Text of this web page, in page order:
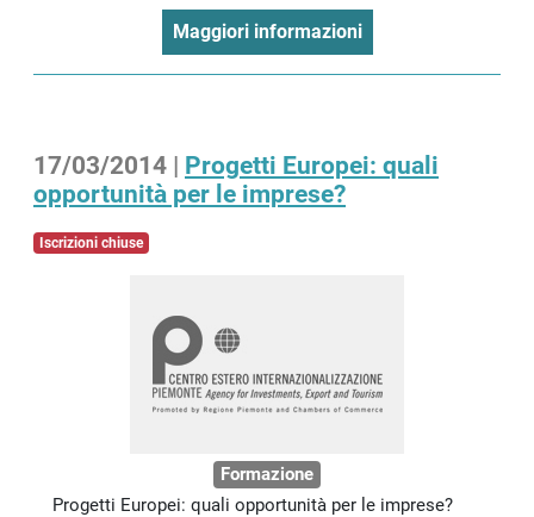
Maggiori informazioni
17/03/2014 | Progetti Europei: quali
opportunità per le imprese?
Iscrizioni chiuse
Formazione
Progetti Europei: quali opportunità per le imprese?